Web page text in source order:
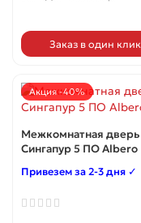
Заказ в один клик
Акция -40%
Межкомнатная дверь
Сингапур 5 ПО Albero
Привезем за 2-3 дня ✓